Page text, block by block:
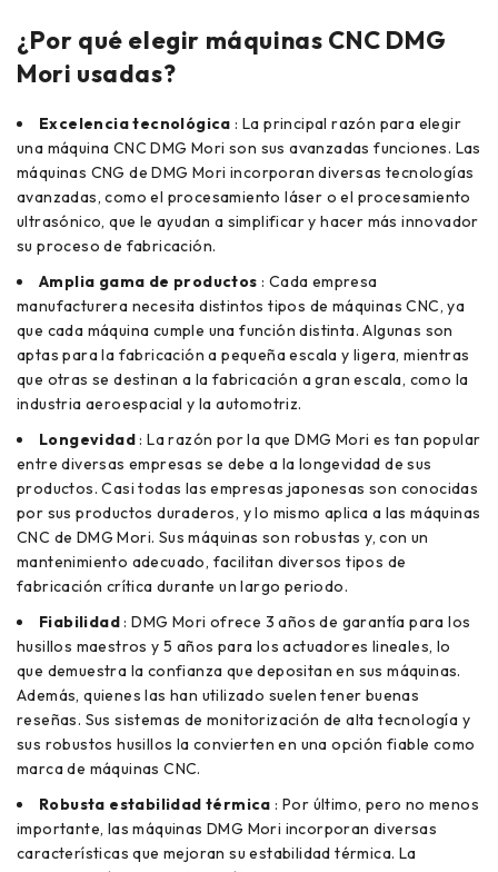
¿Por qué elegir máquinas CNC DMG
Mori usadas?
Excelencia tecnológica : La principal razón para elegir
una máquina CNC DMG Mori son sus avanzadas funciones. Las
máquinas CNG de DMG Mori incorporan diversas tecnologías
avanzadas, como el procesamiento láser o el procesamiento
ultrasónico, que le ayudan a simplificar y hacer más innovador
su proceso de fabricación.
Amplia gama de productos : Cada empresa
manufacturera necesita distintos tipos de máquinas CNC, ya
que cada máquina cumple una función distinta. Algunas son
aptas para la fabricación a pequeña escala y ligera, mientras
que otras se destinan a la fabricación a gran escala, como la
industria aeroespacial y la automotriz.
Longevidad: La razón por la que DMG Mori es tan popular
entre diversas empresas se debe a la longevidad de sus
productos. Casi todas las empresas japonesas son conocidas
por sus productos duraderos, y lo mismo aplica a las máquinas
CNC de DMG Mori. Sus máquinas son robustas y, con un
mantenimiento adecuado, facilitan diversos tipos de
fabricación crítica durante un largo periodo.
Fiabilidad: DMG Mori ofrece 3 años de garantía para los
husillos maestros y 5 años para los actuadores lineales, lo
que demuestra la confianza que depositan en sus máquinas.
Además, quienes las han utilizado suelen tener buenas
reseñas. Sus sistemas de monitorización de alta tecnología y
sus robustos husillos la convierten en una opción fiable como
marca de máquinas CNC.
Robusta estabilidad térmica : Por último, pero no menos
importante, las máquinas DMG Mori incorporan diversas
características que mejoran su estabilidad térmica. La